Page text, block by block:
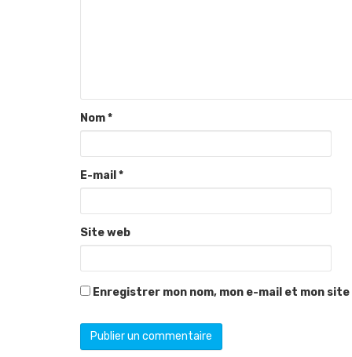
Nom*
E-mail *
Site web
Enregistrer mon nom, mon e-mail et mon